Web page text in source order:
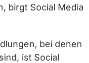
birgt Social Media
bei denen
ist Social